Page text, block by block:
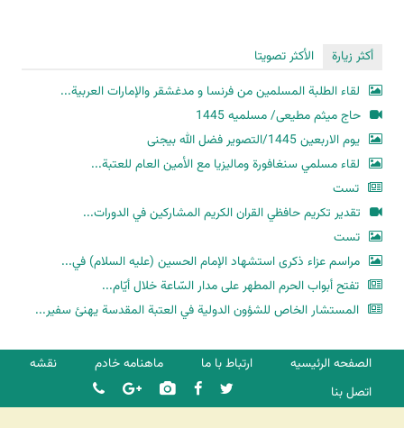
أكثر زيارة
الأكثر تصويتا
لقاء الطلبة المسلمين من فرنسا و مدغشقر والإمارات العربية...
حاج میثم مطیعی/ مسلمیه 1445
یوم الاربعین 1445/التصویر فضل الله بیجنی
لقاء مسلمي سنغافورة وماليزيا مع الأمين العام للعتبة...
تست
تقدير تكريم حافظي القران الكريم المشاركين في الدورات...
تست
مراسم عزاء ذكرى استشهاد الإمام الحسين (عليه السلام) في...
تفتح أبواب الحرم المطهر على مدار السّاعة خلال أيّام...
المستشار الخاص للشؤون الدولية في العتبة المقدسة يهنئ سفير...
الصفحه الرئیسیه ارتباط با ما ماهنامه خادم
نقشه
اتصل بنا